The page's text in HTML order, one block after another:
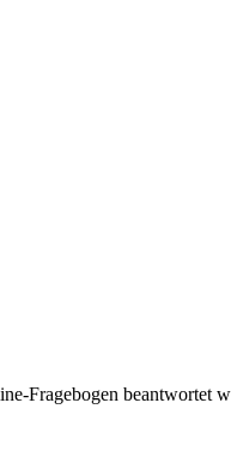
Fragebogen beantwortet